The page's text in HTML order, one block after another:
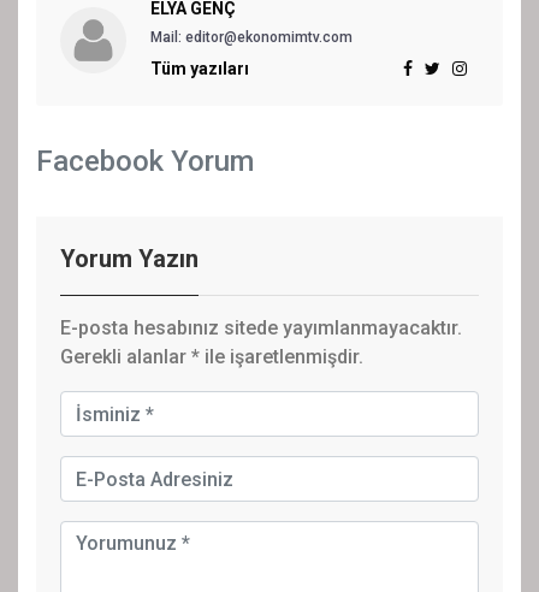
ELYA GENÇ
Mail: editor@ekonomimtv.com
Tüm yazıları
Facebook Yorum
Yorum Yazın
E-posta hesabınız sitede yayımlanmayacaktır.
Gerekli alanlar * ile işaretlenmişdir.